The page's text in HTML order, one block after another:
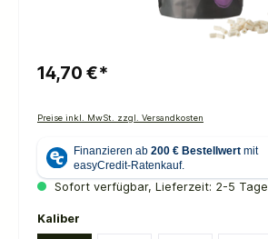
14,70 €*
Preise inkl. MwSt. zzgl. Versandkosten
Sofort verfügbar, Lieferzeit: 2-5 Tage
Kaliber